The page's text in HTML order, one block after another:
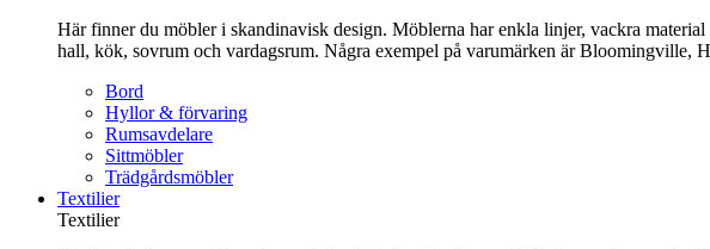
Här finner du möbler i skandinavisk design. Möblerna har enkla linjer, vackra
hall, kök, sovrum och vardagsrum. Några exempel på varumärken är Bloomingville,
Bord
Hyllor & förvaring
Rumsavdelare
Sittmöbler
Trädgårdsmöbler
Textilier
Textilier